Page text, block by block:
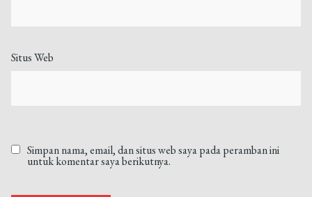
Situs Web
Simpan nama, email, dan situs web saya pada peramban ini
untuk komentar saya berikutnya.